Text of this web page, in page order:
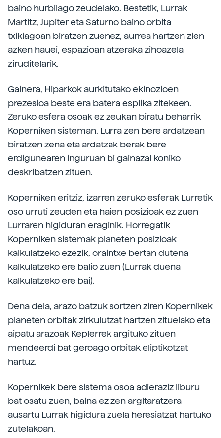
baino hurbilago zeudelako. Bestetik, Lurrak
Martitz, Jupiter eta Saturno baino orbita
txikiagoan biratzen zuenez, aurrea hartzen zien
azken hauei, espazioan atzeraka zihoazela
ziruditelarik.
Gainera, Hiparkok aurkitutako ekinozioen
prezesioa beste era batera esplika zitekeen.
Zeruko esfera osoak ez zeukan biratu beharrik
Koperniken sisteman. Lurra zen bere ardatzean
biratzen zena eta ardatzak berak bere
erdigunearen inguruan bi gainazal koniko
deskribatzen zituen.
Koperniken eritziz, izarren zeruko esferak Lurretik
oso urruti zeuden eta haien posizioak ez zuen
Lurraren higiduran eraginik. Horregatik
Koperniken sistemak planeten posizioak
kalkulatzeko ezezik, oraintxe bertan dutena
kalkulatzeko ere balio zuen (Lurrak duena
kalkulatzeko ere bai).
Dena dela, arazo batzuk sortzen ziren Kopernikek
planeten orbitak zirkulutzat hartzen zituelako eta
aipatu arazoak Keplerrek argituko zituen
mendeerdi bat geroago orbitak eliptikotzat
hartuz.
Kopernikek bere sistema osoa adieraziz liburu
bat osatu zuen, baina ez zen argitaratzera
ausartu Lurrak higidura zuela heresiatzat hartuko
zutelakoan.